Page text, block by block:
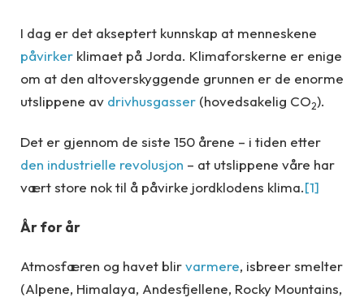
I dag er det akseptert kunnskap at menneskene
påvirker klimaet på Jorda. Klimaforskerne er enige
om at den altoverskyggende grunnen er de enorme
utslippene av drivhusgasser (hovedsakelig CO2).
Det er gjennom de siste 150 årene – i tiden etter
den industrielle revolusjon – at utslippene våre har
vært store nok til å påvirke jordklodens klima.[1]
År for år
Atmosfæren og havet blirvarmere, isbreer smelter
(Alpene, Himalaya, Andesfjellene, Rocky Mountains,